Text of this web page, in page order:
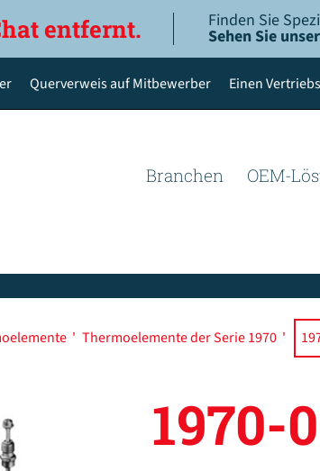
entfernt. Finden Sie
Sehen Sie
Querverweis auf Mitbewerber Einen
Branchen OEM-
' Thermoelemente der Serie 1970 '
1970-